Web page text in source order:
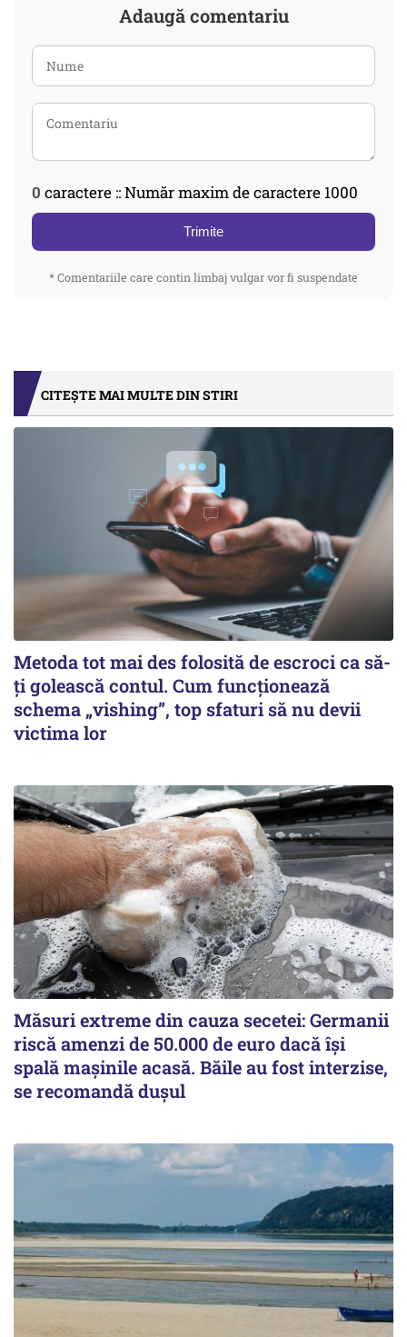
Adaugă comentariu
0 caractere :: Număr maxim de caractere 1000
Trimite
* Comentariile care contin limbaj vulgar vor fi suspendate
CITEȘTE MAI MULTE DIN STIRI
Metoda tot mai des folosită de escroci ca să-
ți golească contul. Cum funcționează
schema „vishing”, top sfaturi să nu devii
victima lor
Măsuri extreme din cauza secetei: Germanii
riscă amenzi de 50.000 de euro dacă își
spală mașinile acasă. Băile au fost interzise,
se recomandă dușul